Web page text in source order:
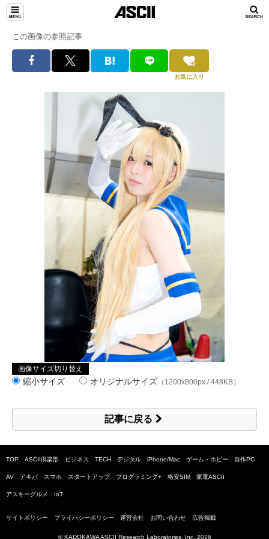
この画像の参照記事
お気に入り
画像サイズ切り替え
縮小サイズ オリジナルサイズ （1200x800px / 448KB）
記事に戻る
TOP ASCII倶楽部 ビジネス TECH デジタル iPhone/Mac ゲーム・ホビー 自作PC
AV アキバ スマホ スタートアップ プログラミング+ 格安SIM 家電ASCII
アスキーグルメ IoT
サイトポリシー プライバシーポリシー 運営会社 お問い合わせ 広告掲載
© KADOKAWA ASCII Research Laboratories, Inc. 2026